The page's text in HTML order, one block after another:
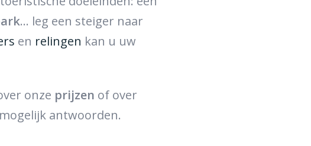
... leg een steiger naar
en relingen kan u uw
onze prijzen of over
antwoorden.